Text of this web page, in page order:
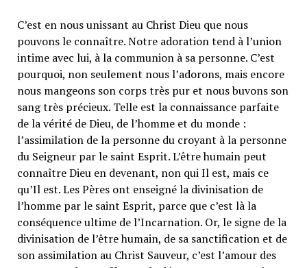
C’est en nous unissant au Christ Dieu que nous
pouvons le connaître. Notre adoration tend à l’union
intime avec lui, à la communion à sa personne. C’est
pourquoi, non seulement nous l’adorons, mais encore
nous mangeons son corps très pur et nous buvons son
sang très précieux. Telle est la connaissance parfaite
de la vérité de Dieu, de l’homme et du monde :
l’assimilation de la personne du croyant à la personne
du Seigneur par le saint Esprit. L’être humain peut
connaître Dieu en devenant, non qui Il est, mais ce
qu’Il est. Les Pères ont enseigné la divinisation de
l’homme par le saint Esprit, parce que c’est là la
conséquence ultime de l’Incarnation. Or, le signe de la
divinisation de l’être humain, de sa sanctification et de
son assimilation au Christ Sauveur, c’est l’amour des